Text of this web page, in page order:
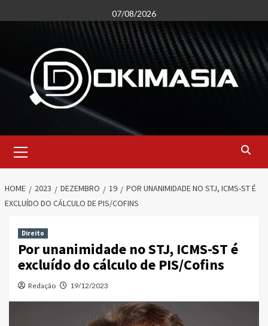
to
07/08/2026
Menu
HOME 2023 DEZEMBRO 19
POR UNANIMIDADE NO STJ, ICMS-ST É
EXCLUÍDO DO CÁLCULO DE PIS/COFINS
Direito
Por unanimidade no STJ, ICMS-ST é
excluído do cálculo de PIS/Cofins
Redação 19/12/2023